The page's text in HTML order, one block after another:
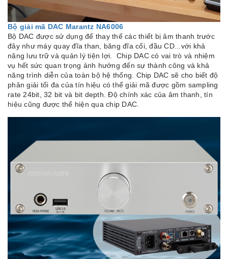
Bộ giải mã DAC Marantz NA6006
Bộ DAC được sử dụng để thay thế các thiết bị âm thanh trước
đây như máy quay đĩa than, băng đĩa cối, đầu CD...với khả
năng lưu trữ và quản lý tiện lợi. Chip DAC có vai trò và nhiệm
vụ hết sức quan trọng ảnh hưởng đến sự thành công và khả
năng trình diễn của toàn bộ hệ thống. Chip DAC sẽ cho biết độ
phân giải tối đa của tín hiệu có thể giải mã được gồm sampling
rate 24bit, 32 bit và bit depth. Độ chính xác của âm thanh, tín
hiệu cũng được thể hiện qua chip DAC.